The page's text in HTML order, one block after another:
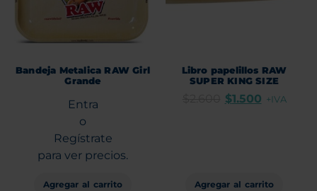
Bandeja Metalica RAW Girl
Grande
Entra
o
Regístrate
para ver precios.
Agregar al carrito
Libro papelillos RAW
SUPER KING SIZE
$1.500 +IVA
Agregar al carrito